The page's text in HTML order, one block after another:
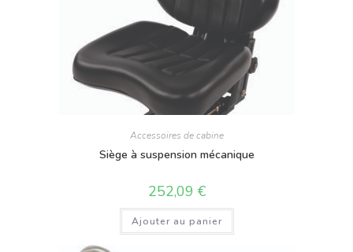
Accessoires de cabine
Siège à suspension mécanique
252,09 €
Ajouter au panier